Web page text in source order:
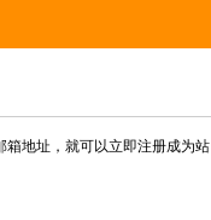
箱地址，就可以立即注册成为站